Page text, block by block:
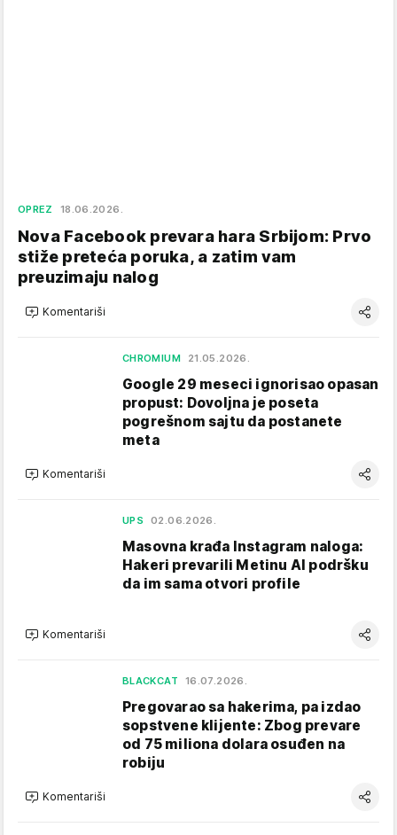
OPREZ 18.06.2026.
Nova Facebook prevara hara Srbijom: Prvo
stiže preteća poruka, a zatim vam
preuzimaju nalog
Komentariši
CHROMIUM 21.05.2026.
Google 29 meseci ignorisao opasan
propust: Dovoljna je poseta
pogrešnom sajtu da postanete
meta
Komentariši
UPS 02.06.2026.
Masovna krađa Instagram naloga:
Hakeri prevarili Metinu AI podršku
da im sama otvori profile
Komentariši
BLACKCAT 16.07.2026.
Pregovarao sa hakerima, pa izdao
sopstvene klijente: Zbog prevare
od 75 miliona dolara osuđen na
robiju
Komentariši